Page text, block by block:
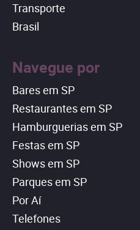
Transporte
Brasil
Navegue por
Bares em SP
Restaurantes em SP
Hamburguerias em SP
Festas em SP
Shows em SP
Parques em SP
Por Aí
Telefones